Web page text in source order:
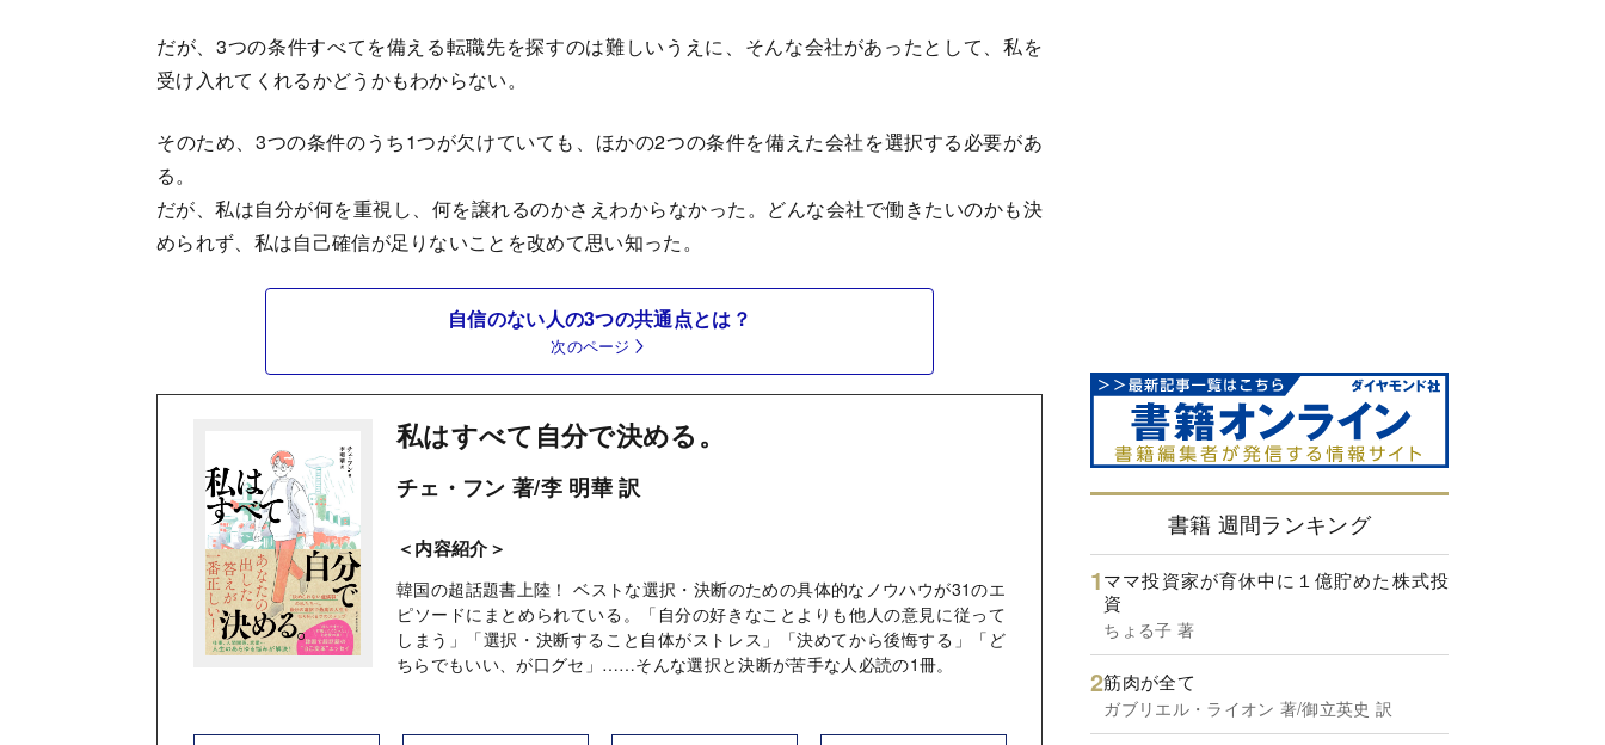
だが、3つの条件すべてを備える転職先を探すのは難しいうえに、そんな会社があったとして、私を
受け入れてくれるかどうかもわからない。
そのため、3つの条件のうち1つが欠けていても、ほかの2つの条件を備えた会社を選択する必要があ
る。
だが、私は自分が何を重視し、何を譲れるのかさえわからなかった。どんな会社で働きたいのかも決
められず、私は自己確信が足りないことを改めて思い知った。
自信のない人の3つの共通点とは？
次のページ
私はすべて自分で決める。
チェ・フン 著/李 明華 訳
＜内容紹介＞
韓国の超話題書上陸！ ベストな選択・決断のための具体的なノウハウが31のエ
ピソードにまとめられている。「自分の好きなことよりも他人の意見に従って
しまう」「選択・決断すること自体がストレス」「決めてから後悔する」「ど
ちらでもいい、が口グセ」……そんな選択と決断が苦手な人必読の1冊。
書籍 週間ランキング
ママ投資家が育休中に１億貯めた株式投
資
ちょる子 著
筋肉が全て
ガブリエル・ライオン 著/御立英史 訳